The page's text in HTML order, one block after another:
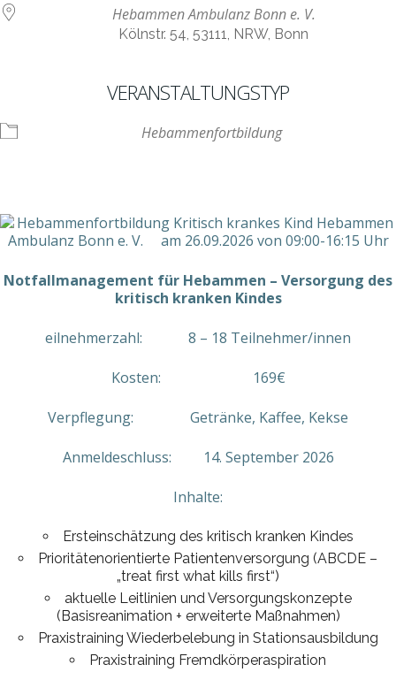
Hebammen Ambulanz Bonn e. V.
Kölnstr. 54, 53111, NRW, Bonn
VERANSTALTUNGSTYP
Hebammenfortbildung
Notfallmanagement für Hebammen – Versorgung des
kritisch kranken Kindes
eilnehmerzahl: 8 – 18 Teilnehmer/innen
Kosten: 169€
Verpflegung: Getränke, Kaffee, Kekse
Anmeldeschluss: 14. September 2026
Inhalte:
Ersteinschätzung des kritisch kranken Kindes
Prioritätenorientierte Patientenversorgung (ABCDE –
„treat first what kills first“)
aktuelle Leitlinien und Versorgungskonzepte
(Basisreanimation + erweiterte Maßnahmen)
Praxistraining Wiederbelebung in Stationsausbildung
Praxistraining Fremdkörperaspiration